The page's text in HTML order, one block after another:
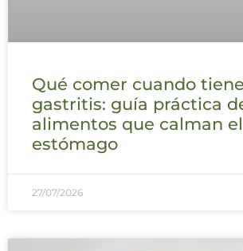
Qué comer cuando
gastritis: guía práctica
alimentos que calman el
estómago
27/07/2026